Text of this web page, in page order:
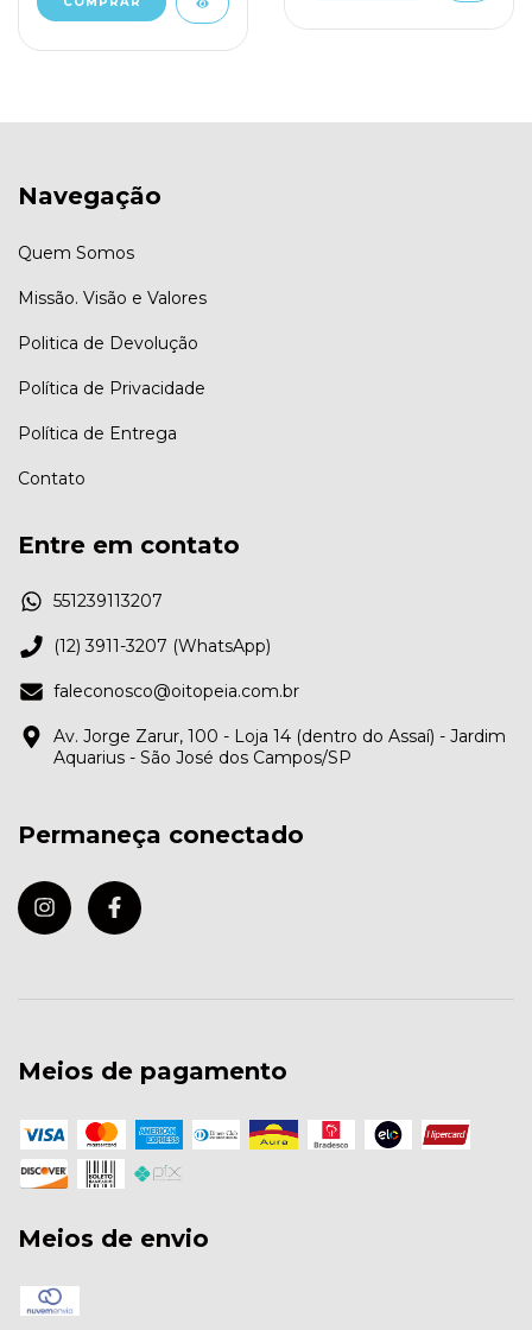
Navegação
Quem Somos
Missão. Visão e Valores
Politica de Devolução
Política de Privacidade
Política de Entrega
Contato
Entre em contato
551239113207
(12) 3911-3207 (WhatsApp)
faleconosco@oitopeia.com.br
Av. Jorge Zarur, 100 - Loja 14 (dentro do Assaí) - Jardim
Aquarius - São José dos Campos/SP
Permaneça conectado
Meios de pagamento
Meios de envio